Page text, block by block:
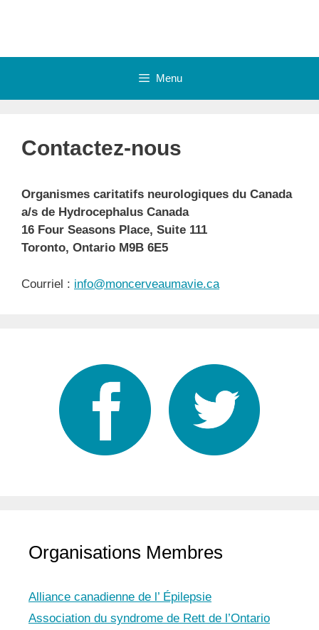
Menu
Contactez-nous
Organismes caritatifs neurologiques du Canada
a/s de Hydrocephalus Canada
16 Four Seasons Place, Suite 111
Toronto, Ontario M9B 6E5
Courriel : info@moncerveaumavie.ca
Organisations Membres
Alliance canadienne de l’ Épilepsie
Association du syndrome de Rett de l’Ontario